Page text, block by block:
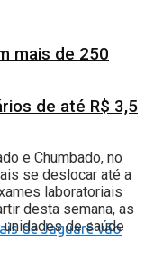
mais de 250
de até R$ 3,5
e Chumbado, no
se deslocar até a
laboratoriais
desta semana, as
de saúde